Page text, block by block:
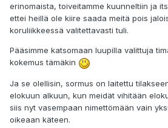
erinomaista, toiveitamme kuunneltiin ja
ettei heillä ole kiire saada meitä pois
koruliikkeessä valitettavasti tuli.
Pääsimme katsomaan luupilla valittuja
kokemus tämäkin
Ja se olellisin, sormus on laitettu
elokuun alkuun, kun meidät vihitään
siis nyt vasempaan nimettömään vain
oikeaan käteen.